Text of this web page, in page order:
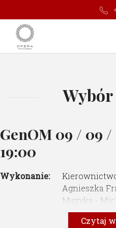
GenOM 09 / 09 /
19:00
Wykonanie:
Agnieszka
Muzyka -
Libretto -
Reżyseria -
Czytaj